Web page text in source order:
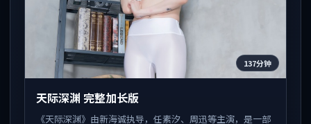
137分钟
天际深渊 完整加长版
《天际深渊》由新海诚执导，任素汐、周迅等主演，是一部